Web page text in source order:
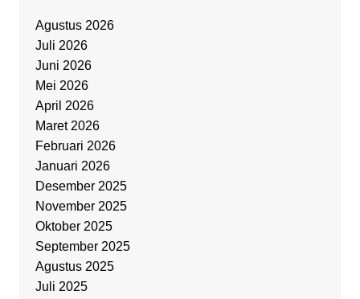
Agustus 2026
Juli 2026
Juni 2026
Mei 2026
April 2026
Maret 2026
Februari 2026
Januari 2026
Desember 2025
November 2025
Oktober 2025
September 2025
Agustus 2025
Juli 2025